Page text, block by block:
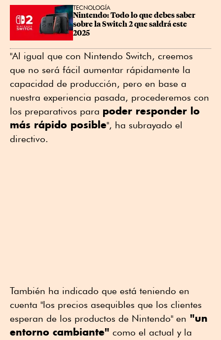
TECNOLOGÍA
Nintendo: Todo lo que debes saber
sobre la Switch 2 que saldrá este
2025
"Al igual que con Nintendo Switch, creemos
que no será fácil aumentar rápidamente la
capacidad de producción, pero en base a
nuestra experiencia pasada, procederemos con
los preparativos para poder responder lo
más rápido posible", ha subrayado el
directivo.
También ha indicado que está teniendo en
cuenta "los precios asequibles que los clientes
esperan de los productos de Nintendo" en "un
entorno cambiante" como el actual y la